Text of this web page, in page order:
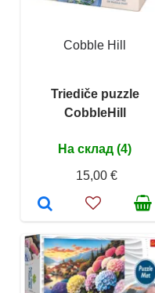
Cobble Hill
Triediče puzzle
CobbleHill
На склад (4)
15,00 €